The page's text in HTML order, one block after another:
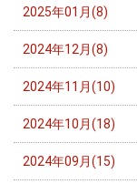
2025年01月(8)
2024年12月(8)
2024年11月(10)
2024年10月(18)
2024年09月(15)